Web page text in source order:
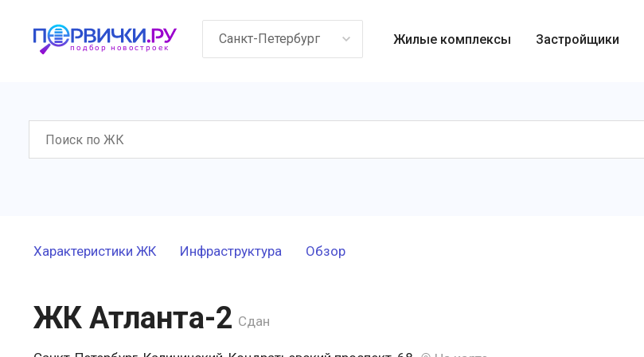
Санкт-Петербург Жилые комплексы Застройщики
Характеристики ЖК Инфраструктура Обзор
ЖК Атланта-2 Сдан